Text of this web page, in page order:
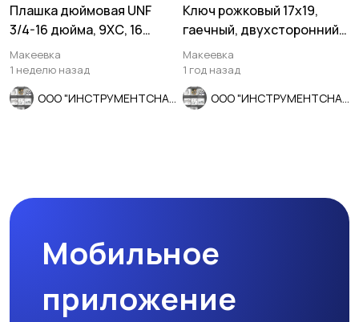
Плашка дюймовая UNF
3/4-16 дюйма, 9ХС, 16
нитей, мелкий шаг, 45/14
мм
Макеевка
1 неделю назад
Ключ рожковый 17х19,
гаечный, двухсторонний,
ГОСТ 2389-80, СССР.
Макеевка
1 год назад
Мобильное
приложение